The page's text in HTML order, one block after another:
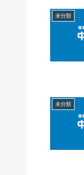
未分類
未分類